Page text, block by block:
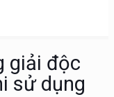
giải độc
sử dụng